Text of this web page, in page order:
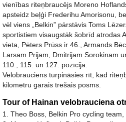
vienības riteņbraucējs Moreno
apsteidz beļģi Frederihu Amorisonu,
vēl viens „Belkin” pārstāvis Toms
sportistiem visaugstāk šobrīd atrodas
vieta, Pēters Prūss ir 46., Armands
Larsam Prijam, Dmitrijam Sorokinam
110., 115. un 127. pozīcija.
Velobrauciens turpināsies rīt, kad
kilometru garais trešais posms.
Tour of Hainan velobrauciena
1. Theo Boss, Belkin Pro cycling team,